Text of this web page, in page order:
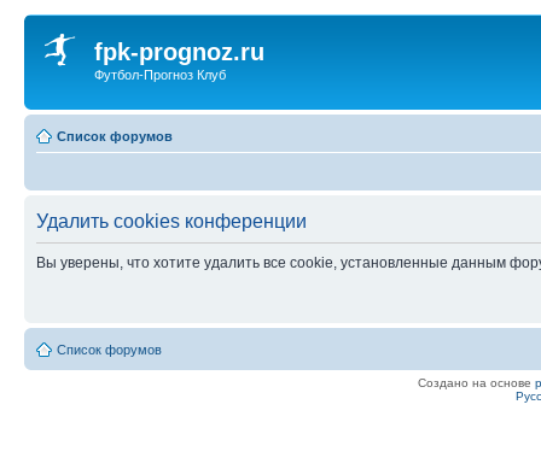
fpk-prognoz.ru
Футбол-Прогноз Клуб
Список форумов
Удалить cookies конференции
Вы уверены, что хотите удалить все cookie, установленные данным
Список форумов
Создано на основе